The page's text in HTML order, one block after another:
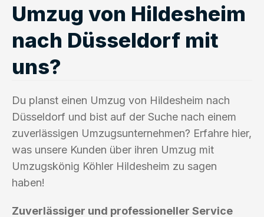
Umzug von Hildesheim
nach Düsseldorf mit
uns?
Du planst einen Umzug von Hildesheim nach
Düsseldorf und bist auf der Suche nach einem
zuverlässigen Umzugsunternehmen? Erfahre hier,
was unsere Kunden über ihren Umzug mit
Umzugskönig Köhler Hildesheim zu sagen
haben!
Zuverlässiger und professioneller Service